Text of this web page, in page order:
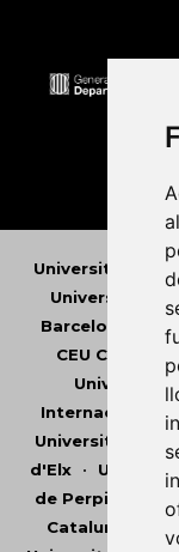
Universitat Abat
Universitat
Barcelona
CEU Cardenal
Universitat
Internacional
Universitat de
d'Elx•
de Perpinyà Via
Catalunya